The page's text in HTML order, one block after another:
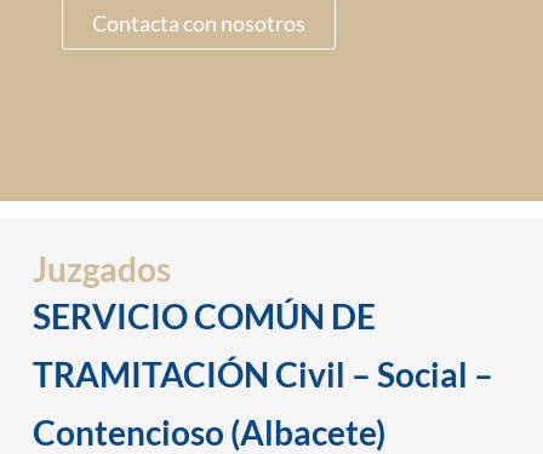
Contacta con nosotros
Juzgados
SERVICIO COMÚN DE
TRAMITACIÓN Civil – Social –
Contencioso (Albacete)